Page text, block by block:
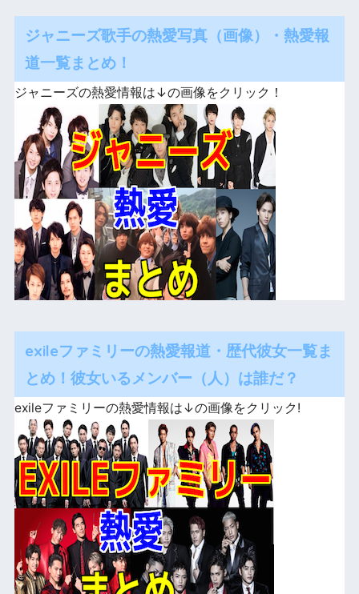
ジャニーズ歌手の熱愛写真（画像）・熱愛報
道一覧まとめ！
ジャニーズの熱愛情報は↓の画像をクリック！
exileファミリーの熱愛報道・歴代彼女一覧ま
とめ！彼女いるメンバー（人）は誰だ？
exileファミリーの熱愛情報は↓の画像をクリック!